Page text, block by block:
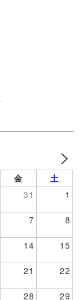
金
土
31 1
7 8
14 15
21 22
28 29